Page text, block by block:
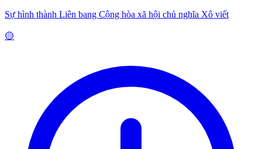
Sự hình thành Liên bang Cộng hòa xã hội chủ nghĩa Xô viết
🟡